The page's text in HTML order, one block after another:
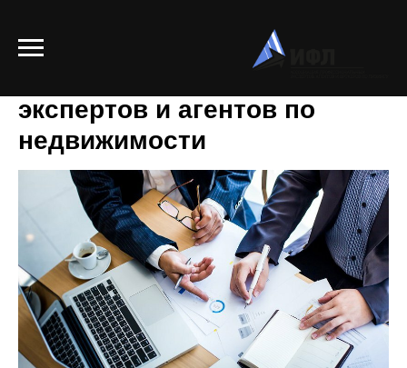
экспертов и агентов по
недвижимости